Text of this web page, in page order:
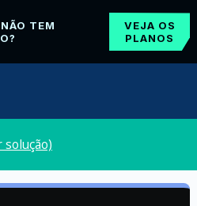
TEM
VEJA OS
PLANOS
solução)